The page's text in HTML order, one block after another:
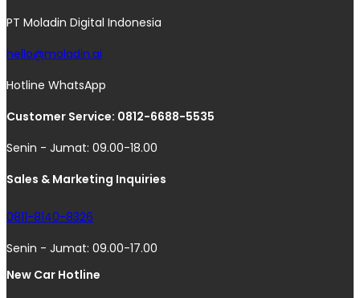
PT Moladin Digital Indonesia
hello@moladin.ai
Hotline WhatsApp
Customer Service: 0812-6688-5535
Senin - Jumat: 09.00-18.00
Sales & Marketing Inquiries
0811-8140-8326
Senin - Jumat: 09.00-17.00
New Car Hotline